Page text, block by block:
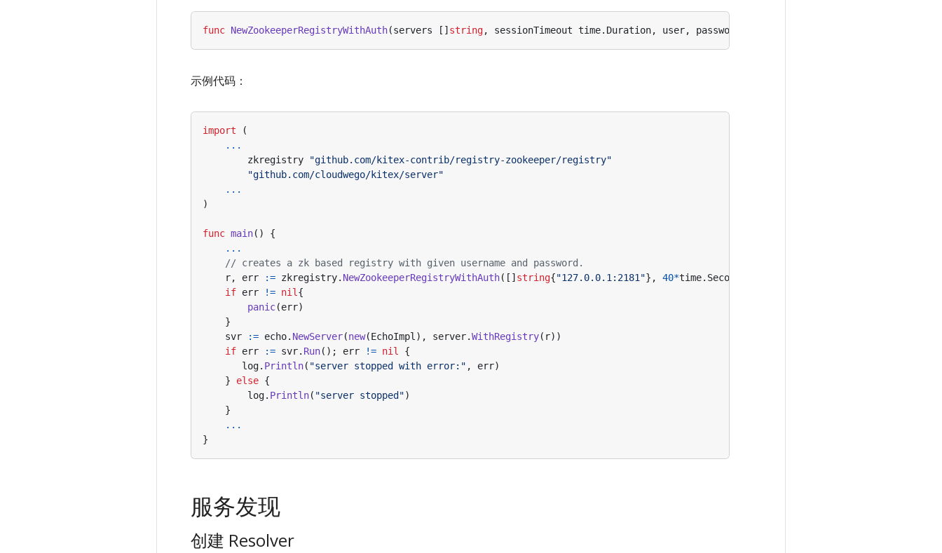
func NewZookeeperRegistryWithAuth(servers [] string, sessionTimeout time. Duration, user, password
示例代码：
import
(
...
zkregistry
"github.com/kitex-contrib/registry-zookeeper/registry"
"github.com/cloudwego/kitex/server"
...
)
func main()
{
...
// creates a zk based registry with given username and password.
r, err := zkregistry. NewZookeeperRegistryWithAuth([] string{"127.0.0.1:2181"}, 40*time. Second
if err != nil {
panic(err)
}
svr
:= echo. NewServer(new(EchoImpl ), server.WithRegistry( r))
if err := svr. Run(); err != nil
{
log. Println( "server stopped with error:" , err)
}
else {
log. Println( "server stopped")
}
...
}
服务发现
创建 Resolver